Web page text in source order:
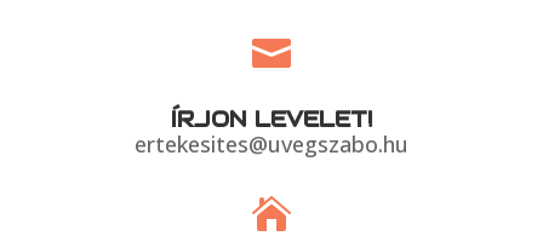

ÍRJON LEVELET!
ertekesites@uvegszabo.hu
